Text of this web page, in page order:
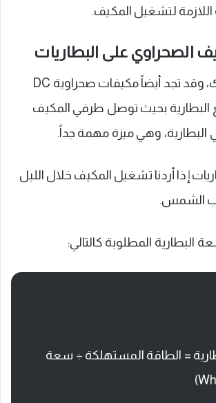
لتشغيل المكيف.
الصحراوي على البطاريات
بالطبع يمكن ذلك، وقد تجد أيضاً مكيفات صحراوية DC
البطارية بحيث توصل طرفي المكيف
وهي ميزة مهمة جداً.
إذا أردنا تشغيل المكيف خلال الليل
الشمس.
المطلوبة كالتالي:
= الطاقة المستهلكة ÷ سعة